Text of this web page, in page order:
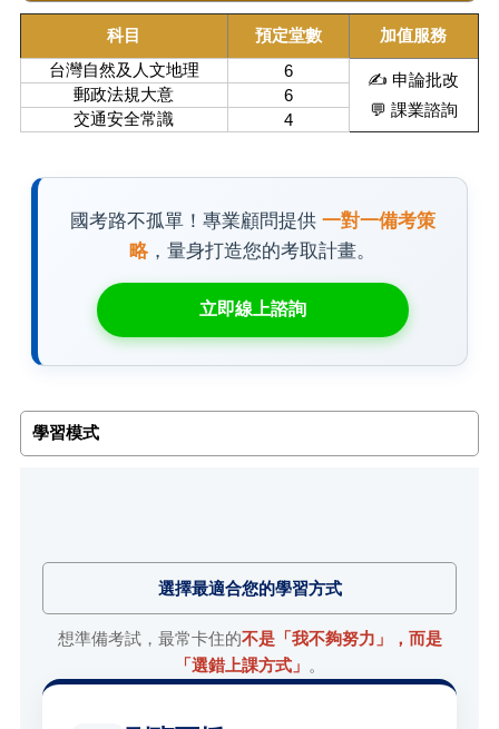
科目 預定堂數
加值服務
台灣自然及人文地理
6
✍️ 申論批改
💬 課業諮詢
郵政法規大意
6
交通安全常識
4
國考路不孤單！專業顧問提供 一對一備考策
略，量身打造您的考取計畫。
立即線上諮詢
學習模式
選擇最適合您的學習方式
想準備考試，最常卡住的不是「我不夠努力」，而是
「選錯上課方式」 。